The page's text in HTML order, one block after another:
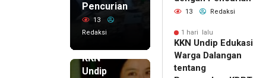
Pencurian
13
Redaksi
KKN
Undip
13 Redaksi
1 hari lalu
KKN Undip Edukasi
Warga Dalangan
tentang